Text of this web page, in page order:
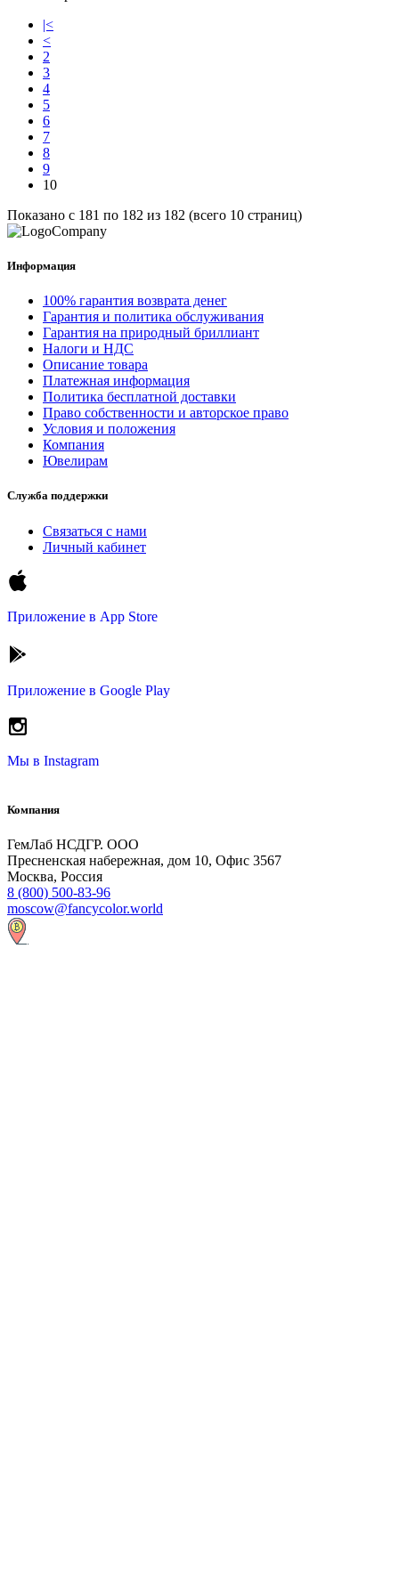
|<
<
2
3
4
5
6
7
8
9
10
Показано с 181 по 182 из 182 (всего 10 страниц)
Информация
100% гарантия возврата денег
Гарантия и политика обслуживания
Гарантия на природный бриллиант
Налоги и НДС
Описание товара
Платежная информация
Политика бесплатной доставки
Право собственности и авторское право
Условия и положения
Компания
Ювелирам
Служба поддержки
Связаться с нами
Личный кабинет
Приложение в App Store
Приложение в Google Play
Мы в Instagram
Компания
ГемЛаб НСДГР. ООО
Пресненская набережная, дом 10, Офис 3567
Москва, Россия
8 (800) 500-83-96
moscow@fancycolor.world